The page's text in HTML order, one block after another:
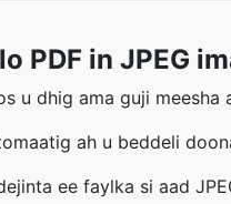
PDF in JPEG
u dhig ama guji
ah u beddeli
ee faylka si aad